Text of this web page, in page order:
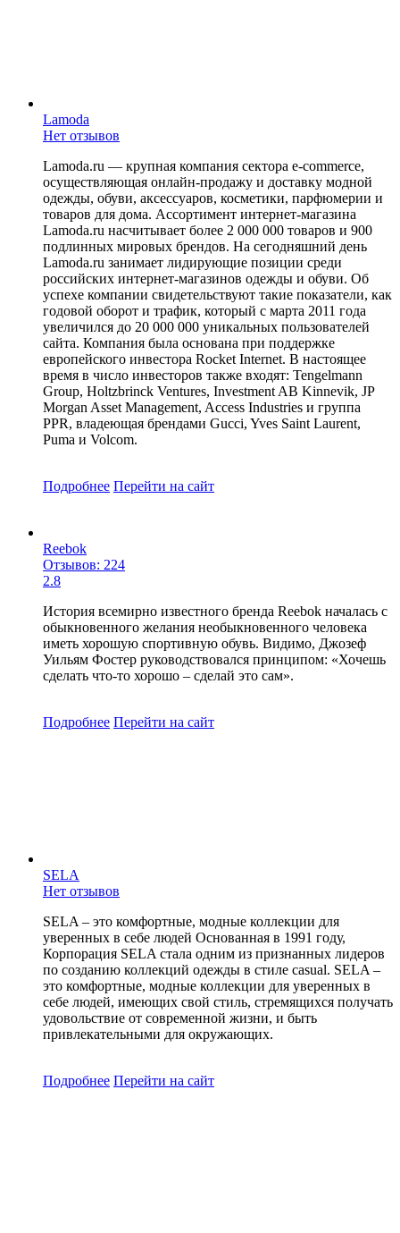
Lamoda
Нет отзывов
Lamoda.ru — крупная компания сектора e-commerce,
осуществляющая онлайн-продажу и доставку модной
одежды, обуви, аксессуаров, косметики, парфюмерии и
товаров для дома. Ассортимент интернет-магазина
Lamoda.ru насчитывает более 2 000 000 товаров и 900
подлинных мировых брендов. На сегодняшний день
Lamoda.ru занимает лидирующие позиции среди
российских интернет-магазинов одежды и обуви. Об
успехе компании свидетельствуют такие показатели, как
годовой оборот и трафик, который с марта 2011 года
увеличился до 20 000 000 уникальных пользователей
сайта. Компания была основана при поддержке
европейского инвестора Rocket Internet. В настоящее
время в число инвесторов также входят: Tengelmann
Group, Holtzbrinck Ventures, Investment AB Kinnevik, JP
Morgan Asset Management, Access Industries и группа
PPR, владеющая брендами Gucci, Yves Saint Laurent,
Puma и Volcom.
Подробнее Перейти на сайт
Reebok
Отзывов: 224
2.8
История всемирно известного бренда Reebok началась с
обыкновенного желания необыкновенного человека
иметь хорошую спортивную обувь. Видимо, Джозеф
Уильям Фостер руководствовался принципом: «Хочешь
сделать что-то хорошо – сделай это сам».
Подробнее Перейти на сайт
SELA
Нет отзывов
SELA – это комфортные, модные коллекции для
уверенных в себе людей Основанная в 1991 году,
Корпорация SELA стала одним из признанных лидеров
по созданию коллекций одежды в стиле casual. SELA –
это комфортные, модные коллекции для уверенных в
себе людей, имеющих свой стиль, стремящихся получать
удовольствие от современной жизни, и быть
привлекательными для окружающих.
Подробнее Перейти на сайт